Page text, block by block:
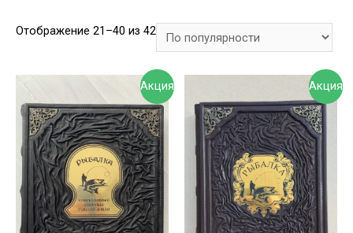
Отображение 21–40 из 42
Акция Акция